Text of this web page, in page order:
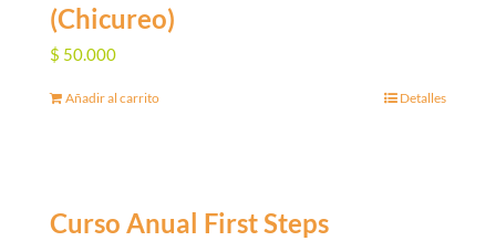
(Chicureo)
$ 50.000
Añadir al carrito Detalles
Curso Anual First Steps